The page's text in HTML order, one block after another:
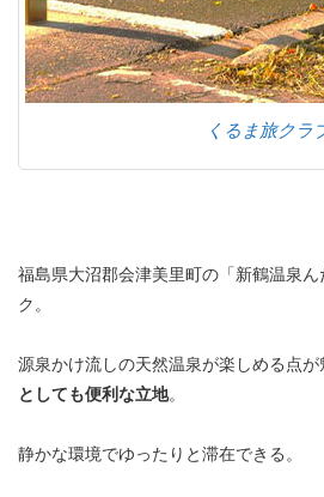
くるま旅クラ
福島県大沼郡会津美里町の「新鶴温泉
ク。
源泉かけ流しの天然温泉が楽しめる点が
としても便利な立地。
静かな環境でゆったりと滞在できる。